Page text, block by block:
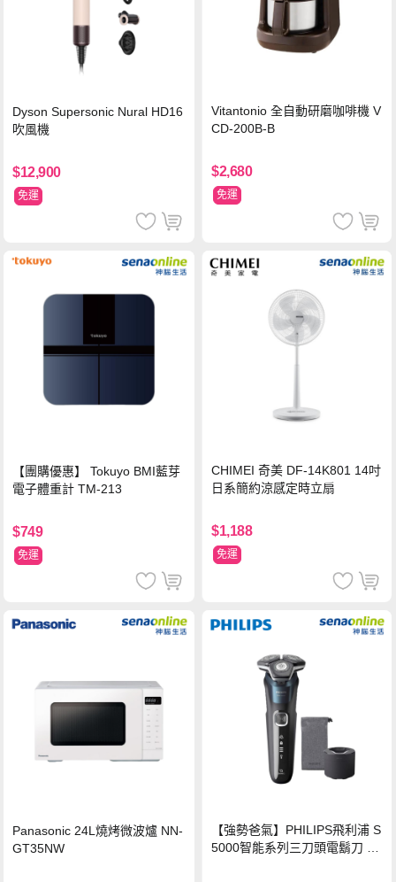
Dyson Supersonic Nural HD16
吹風機
$12,900
免運
Vitantonio 全自動研磨咖啡機 V
CD-200B-B
$2,680
免運
【團購優惠】 Tokuyo BMI藍芽
電子體重計 TM-213
$749
免運
CHIMEI 奇美 DF-14K801 14吋
日系簡約涼感定時立扇
$1,188
免運
Panasonic 24L燒烤微波爐 NN-
GT35NW
【強勢爸氣】PHILIPS飛利浦 S
5000智能系列三刀頭電鬍刀 S5